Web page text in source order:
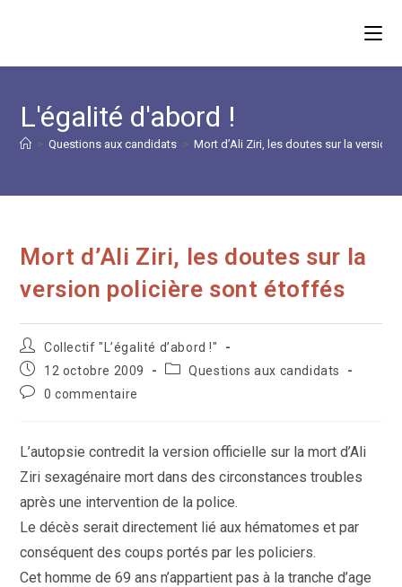
L'égalité d'abord !
> Questions aux candidats > Mort d’Ali Ziri, les doutes sur la
Mort d’Ali Ziri, les doutes sur la
version policière sont étoffés
Auteur/autrice
de
la
publication :
Collectif "L’égalité d’abord !"
Publication
publiée :
12 octobre 2009
PostQuestions aux candidats
Commentaires
0 commentaire
L’autopsie contredit la version officielle sur la mort d’Ali
Ziri sexagénaire mort dans des circonstances troubles
après une intervention de la police.
Le décès serait directement lié aux hématomes et par
conséquent des coups portés par les policiers.
Cet homme de 69 ans n’appartient pas à la tranche d’age